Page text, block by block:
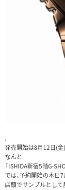
.
発売開始は8月12日(
なんと
「ISHIDA新宿5階G-
では、予約開始の本日
店頭でサンプルとして